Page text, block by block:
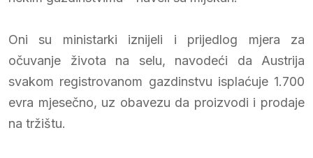
Oni su ministarki iznijeli i prijedlog mjera za
očuvanje života na selu, navodeći da Austrija
svakom registrovanom gazdinstvu isplaćuje 1.700
evra mjesečno, uz obavezu da proizvodi i prodaje
na tržištu.